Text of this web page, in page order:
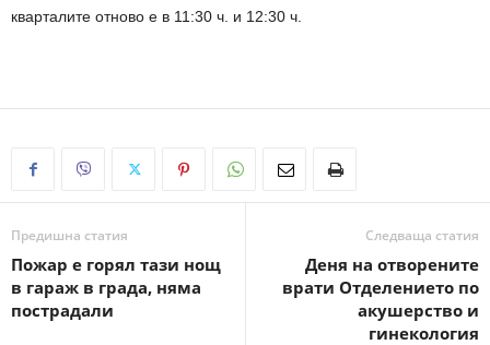
кварталите отново е в 11:30 ч. и 12:30 ч.
Предишна статия
Пожар е горял тази нощ
в гараж в града, няма
пострадали
Следваща статия
Деня на отворените
врати Отделението по
акушерство и
гинекология